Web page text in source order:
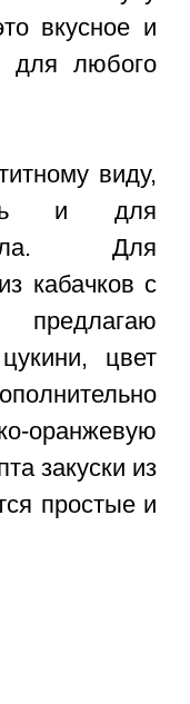
вкусное и
для любого
виду,
и для
Для
кабачков с
цвет
закуски из
простые и